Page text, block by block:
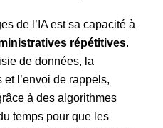
de l’IA est sa capacité à
répétitives.
de données, la
l’envoi de rappels,
à des algorithmes
temps pour que les